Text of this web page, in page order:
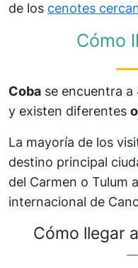
de los cenotes
Cómo
Coba se encuentra a
y existen diferentes
La mayoría de los
destino principal
del Carmen o Tulum
internacional de
Cómo llegar